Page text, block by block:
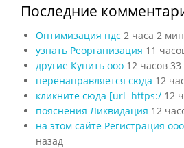
Последние
Оптимизация ндс 2 часа 2
узнать Реорганизация 11
другие Купить ооо 12 часов
перенаправляется сюда 12
кликните сюда [url=https:/ 12
пояснения Ликвидация 12
на этом сайте Регистрация ооо
назад